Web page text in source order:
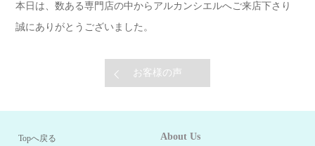
本日は、数ある専門店の中からアルカンシエルへご来店下さり
誠にありがとうございました。
お客様の声
Topへ戻る About Us